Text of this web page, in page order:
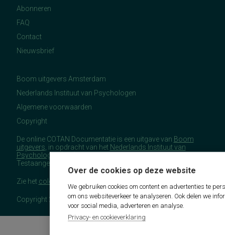
Over de cookies op deze website
We gebruiken cookies om content en advertenties te
om ons websiteverkeer te analyseren. Ook delen we
voor social media, adverteren en analyse.
Privacy- en cookieverklaring
Abonneren
FAQ
Contact
Nieuwsbrief
Boom uitgevers Amsterdam
Nederlands Instituut van Psychologen
Algemene voorwaarden
Copyright
De online COTAN Documentatie is een uitgave van Boom
uitgevers , in opdracht van het Nederlands Instituut van
Psychologen(NIP), namens de Commissie
Testaangelegenheden Nederland (COTAN).
Zie het colofon
Copyright 2026 - COTAN Documentatie